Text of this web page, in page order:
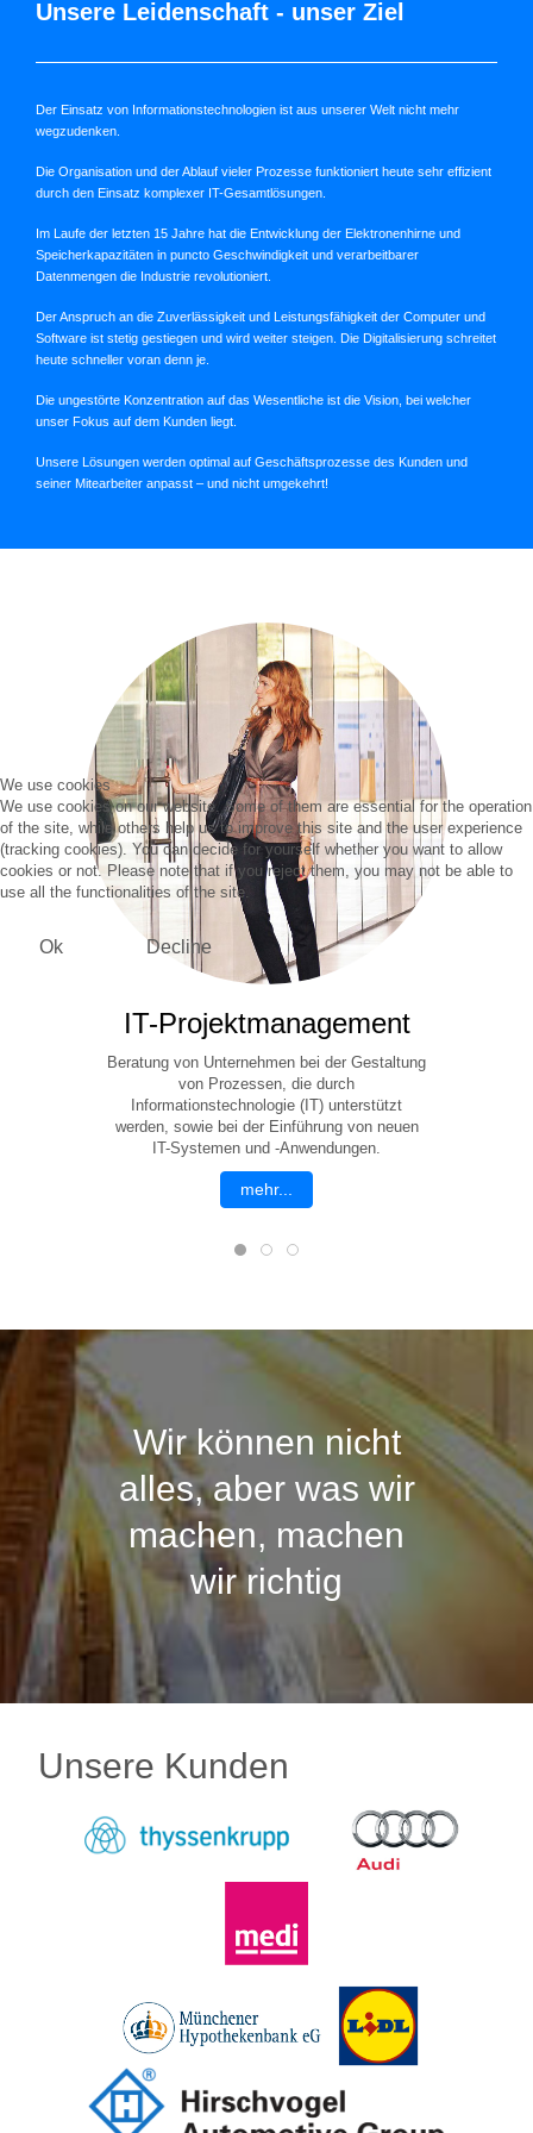
Unsere Leidenschaft - unser Ziel
Der Einsatz von Informationstechnologien ist aus unserer Welt nicht mehr
wegzudenken.
Die Organisation und der Ablauf vieler Prozesse funktioniert heute sehr effizient
durch den Einsatz komplexer IT-Gesamtlösungen.
Im Laufe der letzten 15 Jahre hat die Entwicklung der Elektronenhirne und
Speicherkapazitäten in puncto Geschwindigkeit und verarbeitbarer
Datenmengen die Industrie revolutioniert.
Der Anspruch an die Zuverlässigkeit und Leistungsfähigkeit der Computer und
Software ist stetig gestiegen und wird weiter steigen. Die Digitalisierung schreitet
heute schneller voran denn je.
Die ungestörte Konzentration auf das Wesentliche ist die Vision, bei welcher
unser Fokus auf dem Kunden liegt.
Unsere Lösungen werden optimal auf Geschäftsprozesse des Kunden und
seiner Mitearbeiter anpasst – und nicht umgekehrt!
IT-Projektmanagement
Beratung von Unternehmen bei der Gestaltung
von Prozessen, die durch
Informationstechnologie (IT) unterstützt
werden, sowie bei der Einführung von neuen
IT-Systemen und -Anwendungen.
mehr...
Wir können nicht
alles, aber was wir
machen, machen
wir richtig
Unsere Kunden
We use cookies
We use cookies on our website. Some of them are essential for the operation
of the site, while others help us to improve this site and the user experience
(tracking cookies). You can decide for yourself whether you want to allow
cookies or not. Please note that if you reject them, you may not be able to
use all the functionalities of the site.
Ok Decline